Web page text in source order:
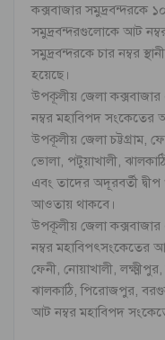
কক্সবাজার সমুদ্রবন্দরকে
সমুদ্রবন্দরগুলোকে আট
সমুদ্রবন্দরকে চার নম্বর
হয়েছে।
উপকূলীয় জেলা কক্সবাজার
নম্বর মহাবিপদ সংকেতের
উপকূলীয় জেলা চট্টগ্রাম,
ভোলা, পটুয়াখালী,
এবং তাদের অদূরবর্তী
আওতায় থাকবে।
উপকূলীয় জেলা
নম্বর মহাবিপৎসংকেতের
ফেনী, নোয়াখালী,
ঝালকাঠি, পিরোজপুর,
আট নম্বর মহাবিপদ